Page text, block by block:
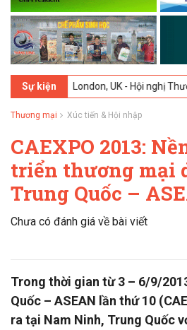
Sự kiện
London, UK - Hội nghị Thượng
Thương mại Xúc tiến & Hội nhập
CAEXPO 2013:
triển thương mại
Trung Quốc –
Chưa có đánh giá về bài viết
Trong thời gian từ 3 – 6/9/
Quốc – ASEAN lần thứ 10
ra tại Nam Ninh, Trung Quốc